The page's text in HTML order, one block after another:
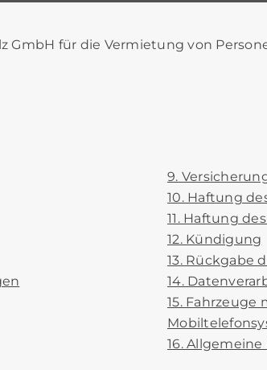
GmbH für die Vermietung von
9.
10. Haftung
11. Haftung
12. Kündigung
13. Rückgabe
14.
15.
16.